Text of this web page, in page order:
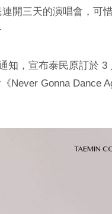
開三天的演唱會，可
知，宣布泰民原訂於 3
Never Gonna Dance